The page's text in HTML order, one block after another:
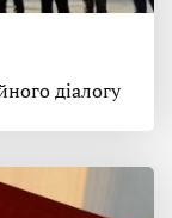
діалогу